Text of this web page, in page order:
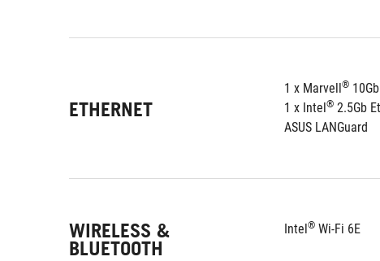
ETHERNET
1 x Marvell®
1 x Intel®
ASUS LANGuard
WIRELESS &
BLUETOOTH
Intel® Wi-Fi 6E